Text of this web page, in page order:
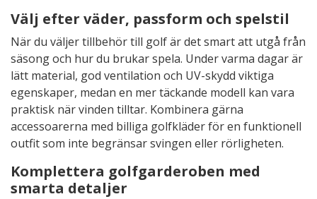
Välj efter väder, passform och spelstil
När du väljer tillbehör till golf är det smart att utgå från
säsong och hur du brukar spela. Under varma dagar är
lätt material, god ventilation och UV-skydd viktiga
egenskaper, medan en mer täckande modell kan vara
praktisk när vinden tilltar. Kombinera gärna
accessoarerna med billiga golfkläder för en funktionell
outfit som inte begränsar svingen eller rörligheten.
Komplettera golfgarderoben med
smarta detaljer